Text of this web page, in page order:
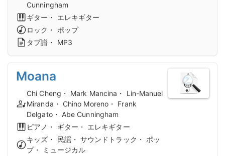
Cunningham
ギター・ エレキギター
ロック・ ポップ
タブ譜・ MP3
Moana
Chi Cheng・ Mark Mancina・ Lin-Manuel
Miranda・ Chino Moreno・ Frank
Delgato・ Abe Cunningham
ピアノ・ ギター・ エレキギター
キッズ・ 民謡・ サウンドトラック・ ポッ
プ・ ミュージカル